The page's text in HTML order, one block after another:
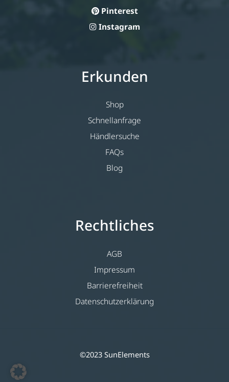
Pinterest
Instagram
Erkunden
Shop
Schnellanfrage
Händlersuche
FAQs
Blog
Rechtliches
AGB
Impressum
Barrierefreiheit
Datenschutzerklärung
©2023 SunElements